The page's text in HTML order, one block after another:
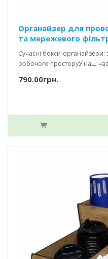
Органайзер для
та мережевого
Сучасні бокси-органайзери:
робочого просторуУ наш
790.00грн.